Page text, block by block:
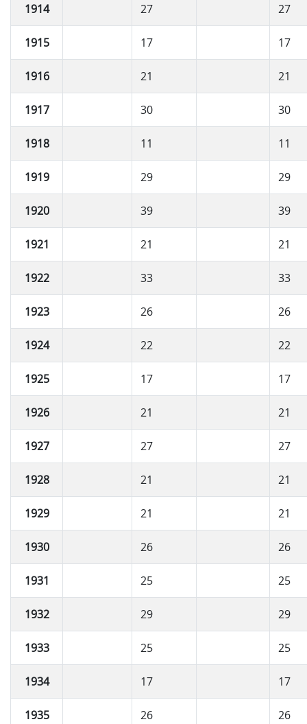
1914 27 27
1915 17 17
1916 21 21
1917 30 30
1918 11 11
1919 29 29
1920 39 39
1921 21 21
1922 33 33
1923 26 26
1924 22 22
1925 17 17
1926 21 21
1927 27 27
1928 21 21
1929 21 21
1930 26 26
1931 25 25
1932 29 29
1933 25 25
1934 17 17
1935 26 26